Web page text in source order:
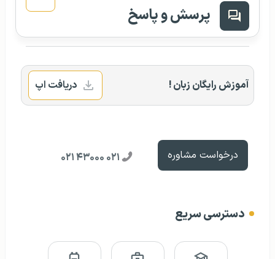
پرسش و پاسخ
آموزش رایگان زبان ! دریافت اپ
درخواست مشاوره ۰۲۱ ۴۳۰۰۰ ۰۲۱
دسترسی سریع